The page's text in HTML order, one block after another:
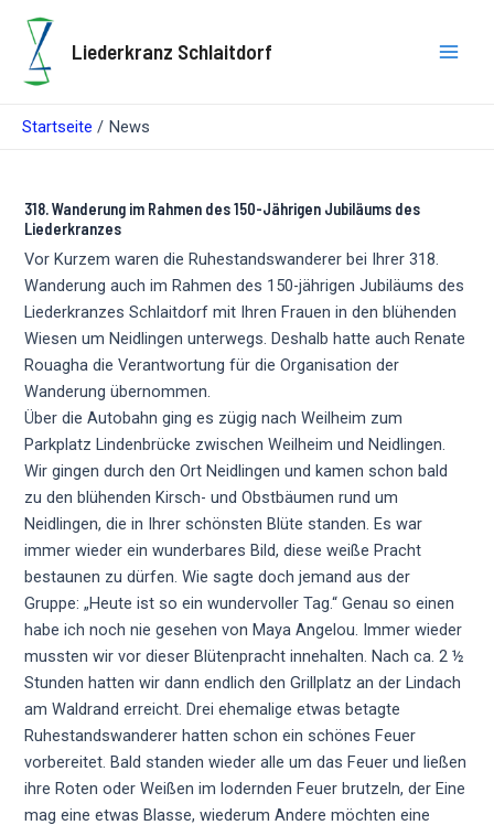
Inhalt
springen
Liederkranz Schlaitdorf
Startseite News
318. Wanderung im Rahmen des 150-Jährigen Jubiläums des
Liederkranzes
Vor Kurzem waren die Ruhestandswanderer bei Ihrer 318.
Wanderung auch im Rahmen des 150-jährigen Jubiläums des
Liederkranzes Schlaitdorf mit Ihren Frauen in den blühenden
Wiesen um Neidlingen unterwegs. Deshalb hatte auch Renate
Rouagha die Verantwortung für die Organisation der
Wanderung übernommen.
Über die Autobahn ging es zügig nach Weilheim zum
Parkplatz Lindenbrücke zwischen Weilheim und Neidlingen.
Wir gingen durch den Ort Neidlingen und kamen schon bald
zu den blühenden Kirsch- und Obstbäumen rund um
Neidlingen, die in Ihrer schönsten Blüte standen. Es war
immer wieder ein wunderbares Bild, diese weiße Pracht
bestaunen zu dürfen. Wie sagte doch jemand aus der
Gruppe: „Heute ist so ein wundervoller Tag.“ Genau so einen
habe ich noch nie gesehen von Maya Angelou. Immer wieder
mussten wir vor dieser Blütenpracht innehalten. Nach ca. 2 ½
Stunden hatten wir dann endlich den Grillplatz an der Lindach
am Waldrand erreicht. Drei ehemalige etwas betagte
Ruhestandswanderer hatten schon ein schönes Feuer
vorbereitet. Bald standen wieder alle um das Feuer und ließen
ihre Roten oder Weißen im lodernden Feuer brutzeln, der Eine
mag eine etwas Blasse, wiederum Andere möchten eine